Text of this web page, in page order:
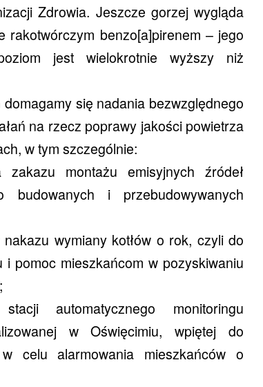
Zdrowia. Jeszcze gorzej wygląda
rakotwórczym benzo[a]pirenem – jego
jest wielokrotnie wyższy niż
się nadania bezwzględnego
na rzecz poprawy jakości powietrza
w tym szczególnie:
zakazu montażu emisyjnych źródeł
budowanych i przebudowywanych
wymiany kotłów o rok, czyli do
i pomoc mieszkańcom w pozyskiwaniu
automatycznego monitoringu
w Oświęcimiu, wpiętej do
celu alarmowania mieszkańców o